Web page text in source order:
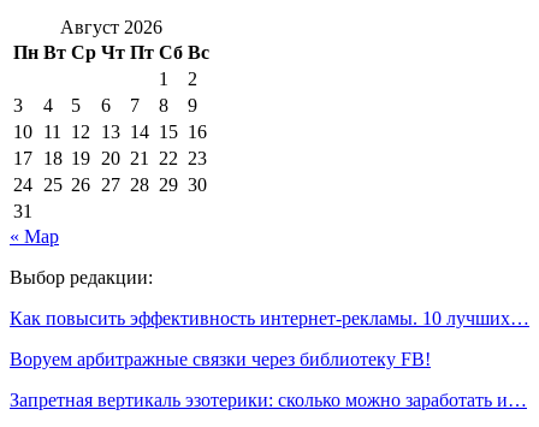
Август 2026
Пн Вт Ср Чт Пт Сб Вс
1
2
3
4 5 6 7 8
9
10 11 12 13 14 15 16
17 18 19 20 21 22 23
24 25 26 27 28 29 30
31
« Мар
Выбор редакции:
Как повысить эффективность интернет-рекламы. 10 лучших…
Воруем арбитражные связки через библиотеку FB!
Запретная вертикаль эзотерики: сколько можно заработать и…